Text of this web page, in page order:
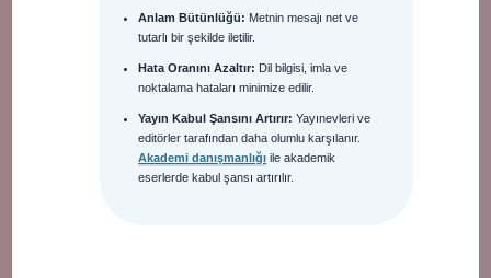
Anlam Bütünlüğü: Metnin mesajı net ve
tutarlı bir şekilde iletilir.
Hata Oranını Azaltır: Dil bilgisi, imla ve
noktalama hataları minimize edilir.
Yayın Kabul Şansını Artırır: Yayınevleri ve
editörler tarafından daha olumlu karşılanır.
Akademi danışmanlığı ile akademik
eserlerde kabul şansı artırılır.